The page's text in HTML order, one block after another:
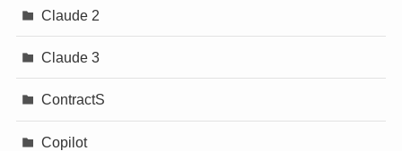
Claude 2
Claude 3
ContractS
Copilot